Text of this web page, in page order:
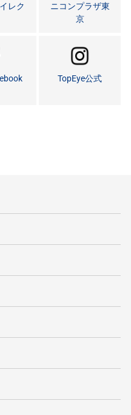
レク
ニコンプラザ東
京
TopEye公式